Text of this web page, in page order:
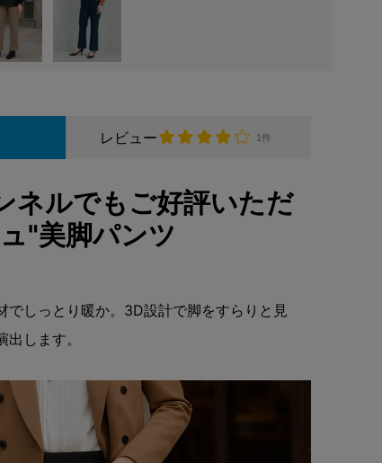
レビュー 1件
ネルでもご好評いただ
"美脚パンツ
でしっとり暖か。3D設計で脚をすらりと見
します。